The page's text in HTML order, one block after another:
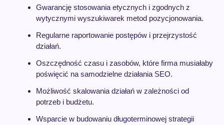
Gwarancję stosowania etycznych i zgodnych z
wytycznymi wyszukiwarek metod pozycjonowania.
Regularne raportowanie postępów i przejrzystość
działań.
Oszczędność czasu i zasobów, które firma musiałaby
poświęcić na samodzielne działania SEO.
Możliwość skalowania działań w zależności od
potrzeb i budżetu.
Wsparcie w budowaniu długoterminowej strategii